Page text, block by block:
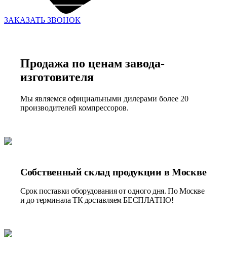
ЗАКАЗАТЬ ЗВОНОК
Продажа по ценам завода-
изготовителя
Мы являемся официальными дилерами более 20
производителей компрессоров.
Собственный склад продукции в Москве
Срок поставки оборудования от одного дня. По Москве
и до терминала ТК доставляем БЕСПЛАТНО!